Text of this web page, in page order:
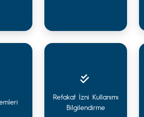
Refakat İzni Kullanımı
Bilgilendirme